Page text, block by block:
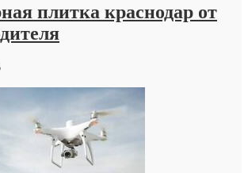
плитка краснодар от